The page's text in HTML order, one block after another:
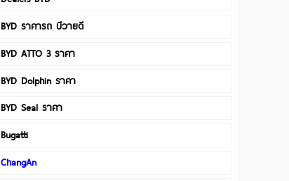
BYD ราคารถ บีวายดี
BYD ATTO 3 ราคา
BYD Dolphin ราคา
BYD Seal ราคา
Bugatti
ChangAn